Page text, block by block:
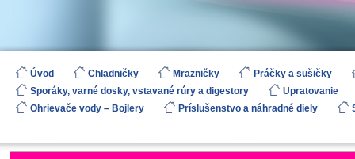
Úvod Chladničky Mrazničky
Práčky a sušičky
Sporáky, varné dosky, vstavané rúry a digestory
Upratovanie
Ohrievače vody – Bojlery
Príslušenstvo a náhradné diely